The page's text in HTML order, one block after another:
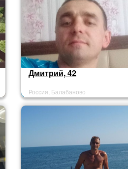
Дмитрий, 42
Россия, Балабаново